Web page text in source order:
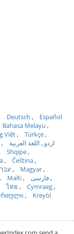
Deutsch
Español
Bahasa Melayu
Việt
Türkçe
اردو
اللغة العربية
Shqipe
Čeština
Magyar
Malti
فارسی
ไทย
Cymraeg
Kreyòl